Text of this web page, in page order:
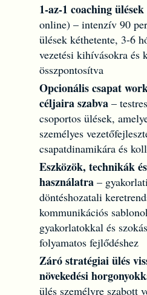
1-az-1 coaching ülések
online) – intenzív 90
ülések kéthetente, 3-6
vezetési kihívásokra és
összpontosítva
Opcionális csapat
céljaira szabva–
csoportos ülések,
személyes
csapatdinamikára és
Eszközök, technikák
használatra–
döntéshozatali
kommunikációs
gyakorlatokkal és
folyamatos fejlődéshez
Záró stratégiai ülés
növekedési
ülés személyre szabott